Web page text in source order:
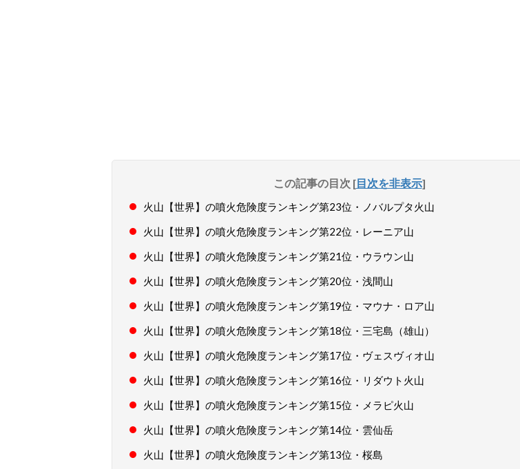
この記事の目次 [目次を非表示]
火山【世界】の噴火危険度ランキング第23位・ノバルプタ火山
火山【世界】の噴火危険度ランキング第22位・レーニア山
火山【世界】の噴火危険度ランキング第21位・ウラウン山
火山【世界】の噴火危険度ランキング第20位・浅間山
火山【世界】の噴火危険度ランキング第19位・マウナ・ロア山
火山【世界】の噴火危険度ランキング第18位・三宅島（雄山）
火山【世界】の噴火危険度ランキング第17位・ヴェスヴィオ山
火山【世界】の噴火危険度ランキング第16位・リダウト火山
火山【世界】の噴火危険度ランキング第15位・メラピ火山
火山【世界】の噴火危険度ランキング第14位・雲仙岳
火山【世界】の噴火危険度ランキング第13位・桜島